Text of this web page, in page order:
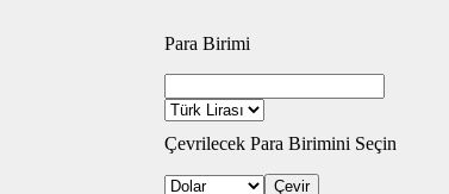
Para Birimi
Çevrilecek Para Birimini Seçin
Çevir